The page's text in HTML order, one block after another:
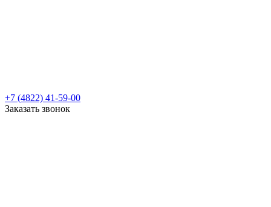
+7 (4822) 41-59-00
Заказать звонок